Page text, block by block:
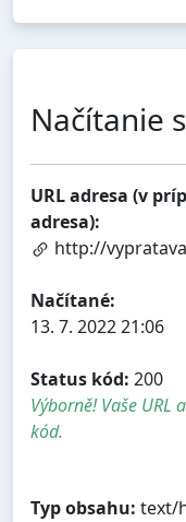
Načítanie
URL adresa (v
adresa):
http://
Načítané:
13. 7. 2022 21:06
Status kód: 200
Výborně! Vaše URL
kód.
Typ obsahu: text/